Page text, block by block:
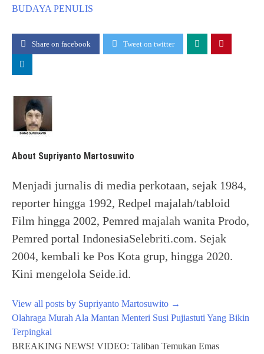
BUDAYA PENULIS
Share on facebook Tweet on twitter
About Supriyanto Martosuwito
Menjadi jurnalis di media perkotaan, sejak 1984,
reporter hingga 1992, Redpel majalah/tabloid
Film hingga 2002, Pemred majalah wanita Prodo,
Pemred portal IndonesiaSelebriti.com. Sejak
2004, kembali ke Pos Kota grup, hingga 2020.
Kini mengelola Seide.id.
View all posts by Supriyanto Martosuwito →
Post
navigation
Olahraga Murah Ala Mantan Menteri Susi Pujiastuti Yang Bikin
Terpingkal
BREAKING NEWS! VIDEO: Taliban Temukan Emas